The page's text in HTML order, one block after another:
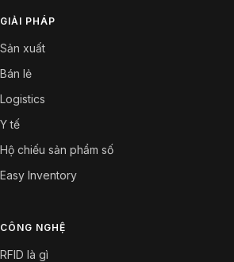
GIẢI PHÁP
Sản xuất
Bán lẻ
Logistics
Y tế
Hộ chiếu sản phẩm số
Easy Inventory
CÔNG NGHỆ
RFID là gì